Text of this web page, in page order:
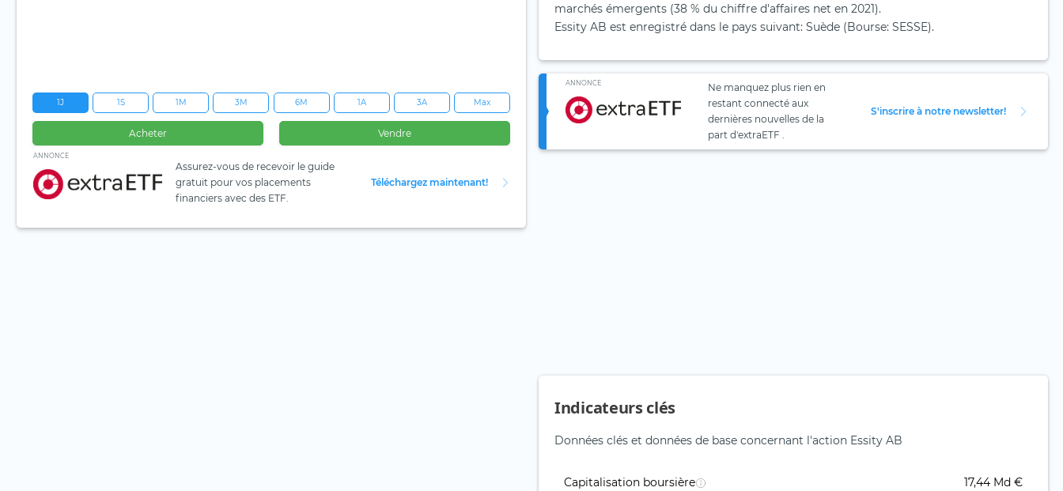
1J 1S 1M 3M 6M 1A 3A Max
Acheter Vendre
ANNONCE
Assurez-vous de recevoir le guide
gratuit pour vos placements
financiers avec des ETF.
Téléchargez maintenant!
marchés émergents (38 % du chiffre d'affaires net en 2021).
Essity AB est enregistré dans le pays suivant: Suède (Bourse: SESSE).
ANNONCE
Ne manquez plus rien en
restant connecté aux
dernières nouvelles de la
part d'extraETF .
S'inscrire à notre newsletter!
Indicateurs clés
Données clés et données de base concernant l'action Essity AB
Capitalisation boursière 17,44 Md €